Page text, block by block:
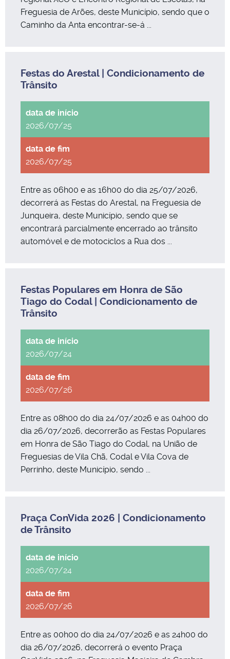
Freguesia de Arões, deste Município, sendo que o
Caminho da Anta encontrar-se-á ...
Festas do Arestal | Condicionamento de
Trânsito
2026/07/25
2026/07/25
Entre as 06h00 e as 16h00 do dia 25/07/2026,
decorrerá as Festas do Arestal, na Freguesia de
Junqueira, deste Município, sendo que se
encontrará parcialmente encerrado ao trânsito
automóvel e de motociclos a Rua dos ...
Festas Populares em Honra de São
Tiago do Codal | Condicionamento de
Trânsito
2026/07/24
2026/07/26
Entre as 08h00 do dia 24/07/2026 e as 04h00 do
dia 26/07/2026, decorrerão as Festas Populares
em Honra de São Tiago do Codal, na União de
Freguesias de Vila Chã, Codal e Vila Cova de
Perrinho, deste Município, sendo ...
Praça ConVida 2026 | Condicionamento
de Trânsito
2026/07/24
2026/07/26
Entre as 00h00 do dia 24/07/2026 e as 24h00 do
dia 26/07/2026, decorrerá o evento Praça